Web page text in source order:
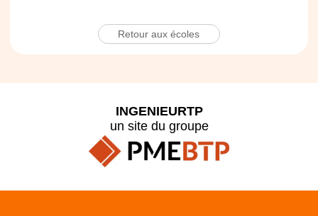
Retour aux écoles
INGENIEURTP
un site du groupe